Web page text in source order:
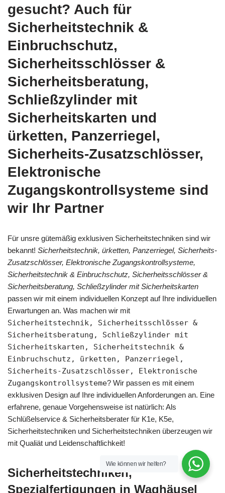
gesucht? Auch für
Sicherheitstechnik &
Einbruchschutz,
Sicherheitsschlösser &
Sicherheitsberatung,
Schließzylinder mit
Sicherheitskarten und
ürketten, Panzerriegel,
Sicherheits-Zusatzschlösser,
Elektronische
Zugangskontrollsysteme sind
wir Ihr Partner
Für unsre gütemäßig exklusiven Sicherheitstechniken sind wir
bekannt! Sicherheitstechnik, ürketten, Panzerriegel, Sicherheits-
Zusatzschlösser, Elektronische Zugangskontrollsysteme,
Sicherheitstechnik & Einbruchschutz, Sicherheitsschlösser &
Sicherheitsberatung, Schließzylinder mit Sicherheitskarten
passen wir mit einem individuellen Konzept auf Ihre individuellen
Erwartungen an. Was machen wir mit
Sicherheitstechnik, Sicherheitsschlösser &
Sicherheitsberatung, Schließzylinder mit
Sicherheitskarten, Sicherheitstechnik &
Einbruchschutz, ürketten, Panzerriegel,
Sicherheits-Zusatzschlösser, Elektronische
Zugangskontrollsysteme? Wir passen es mit einem
exklusiven Design auf Ihre individuellen Anforderungen an. Eine
erfahrene, genaue Vorgehensweise ist natürlich: Als
Schlüßelservice & Sicherheitsberater für K1e, K5e,
Sicherheitstechniken und Sicherheitstechniken überzeugen wir
mit Qualiät und Leidenschaftlichkeit!
Sicherheitstechniken,
Spezialfertigungen in Waghäusel
Wie können wir helfen?